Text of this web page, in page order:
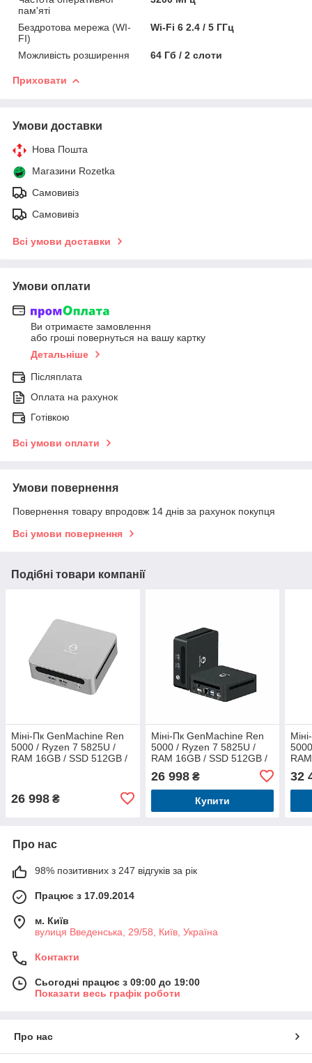
пам'яті
Бездротова мережа (WI-
FI)
Wi-Fi 6 2.4 / 5 ГГц
Можливість розширення 64 Гб / 2 слоти
Приховати
Умови доставки
Нова Пошта
Магазини Rozetka
Самовивіз
Самовивіз
Всі умови доставки
Умови оплати
Ви отримаєте замовлення
або гроші повернуться на вашу картку
Детальніше
Післяплата
Оплата на рахунок
Готівкою
Всі умови оплати
Умови повернення
Повернення товару впродовж 14 днів за рахунок покупця
Всі умови повернення
Подібні товари компанії
Міні-Пк GenMachine Ren
5000 / Ryzen 7 5825U /
RAM 16GB / SSD 512GB /
26 998 ₴
Міні-Пк GenMachine Ren
5000 / Ryzen 7 5825U /
RAM 16GB / SSD 512GB /
Windows 11 Pro (Без
ключа) /
26 998₴
Купити
32
Про нас
98% позитивних з 247 відгуків за рік
Працює з 17.09.2014
м. Київ
вулиця Введенська, 29/58, Київ, Україна
Контакти
Сьогодні працює з 09:00 до 19:00
Показати весь графік роботи
Про нас